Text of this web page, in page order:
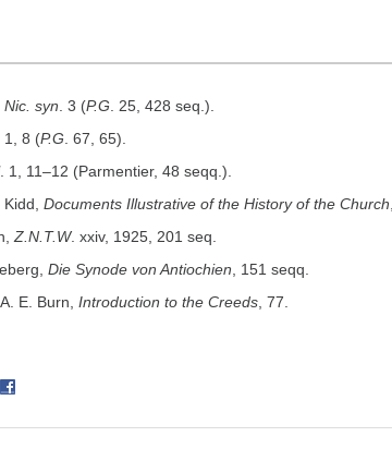
syn . 3 (P.G . 25, 428 seq.).
1, 8 (P.G . 67, 65).
. 1, 11–12 (Parmentier, 48 seqq.).
Documents Illustrative of the History of the Church
Z.N.T.W. xxiv, 1925, 201 seq.
Die Synode von Antiochien , 151 seqq.
E. Burn, Introduction to the Creeds , 77.